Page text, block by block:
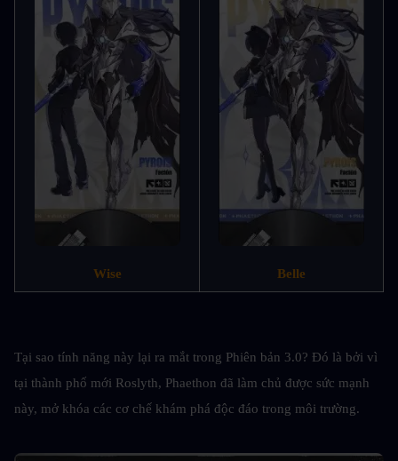
Wise Belle
Tại sao tính năng này lại ra mắt trong Phiên bản 3.0? Đó là bởi vì
tại thành phố mới Roslyth, Phaethon đã làm chủ được sức mạnh
này, mở khóa các cơ chế khám phá độc đáo trong môi trường.